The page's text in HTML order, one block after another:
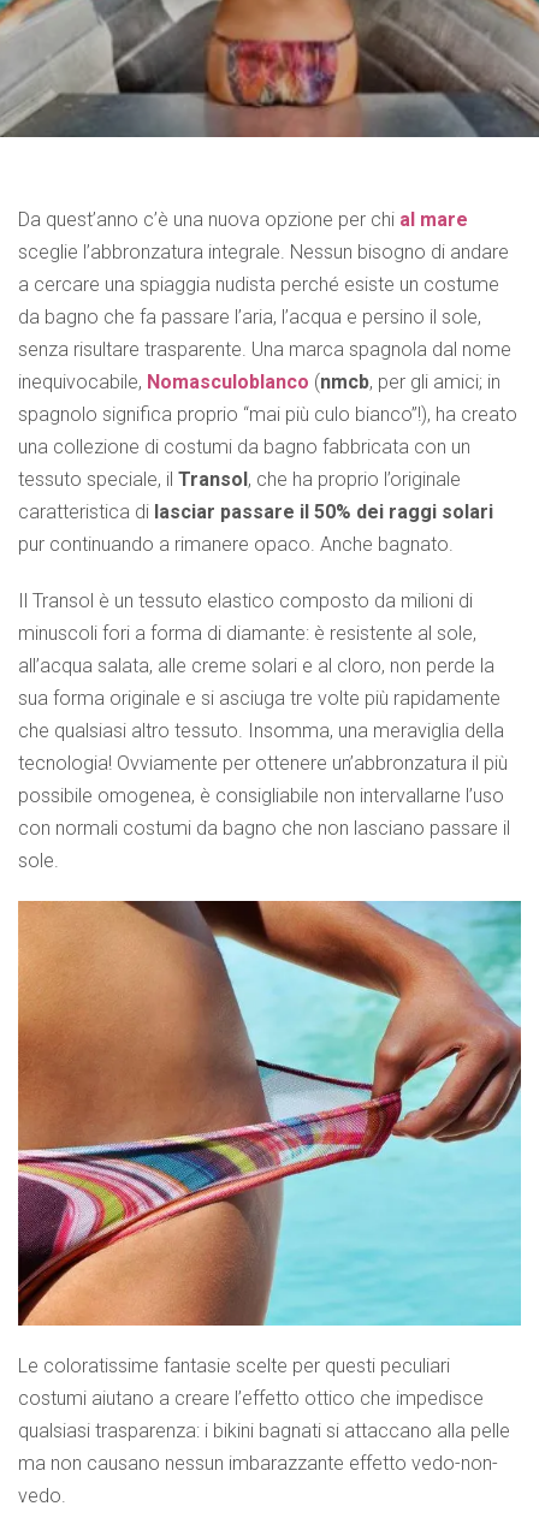
Da quest’anno c’è una nuova opzione per chi al mare
sceglie l’abbronzatura integrale. Nessun bisogno di andare
a cercare una spiaggia nudista perché esiste un costume
da bagno che fa passare l’aria, l’acqua e persino il sole,
senza risultare trasparente. Una marca spagnola dal nome
inequivocabile, Nomasculoblanco (nmcb, per gli amici; in
spagnolo significa proprio “mai più culo bianco”!), ha creato
una collezione di costumi da bagno fabbricata con un
tessuto speciale, il Transol, che ha proprio l’originale
caratteristica di lasciar passare il 50% dei raggi solari
pur continuando a rimanere opaco. Anche bagnato.
Il Transol è un tessuto elastico composto da milioni di
minuscoli fori a forma di diamante: è resistente al sole,
all’acqua salata, alle creme solari e al cloro, non perde la
sua forma originale e si asciuga tre volte più rapidamente
che qualsiasi altro tessuto. Insomma, una meraviglia della
tecnologia! Ovviamente per ottenere un’abbronzatura il più
possibile omogenea, è consigliabile non intervallarne l’uso
con normali costumi da bagno che non lasciano passare il
sole.
Le coloratissime fantasie scelte per questi peculiari
costumi aiutano a creare l’effetto ottico che impedisce
qualsiasi trasparenza: i bikini bagnati si attaccano alla pelle
ma non causano nessun imbarazzante effetto vedo-non-
vedo.